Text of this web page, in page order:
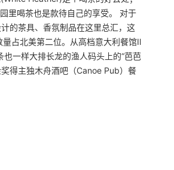
里喝茶也是款待自己的享受。 对于
的茶具、香氛制品在这里总汇，这
占北美第二位。从高档意大利餐馆Il
一样大排长龙的渔人码头上的“芭芭
得主独木舟酒吧（Canoe Pub）餐